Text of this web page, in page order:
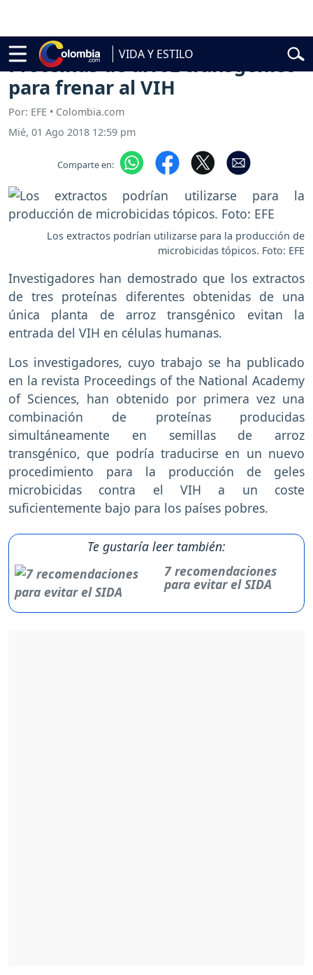
VIDA Y ESTILO
Abelardo de la Espriella
Proteínas de arroz transgénico
para frenar al VIH
Por: EFE • Colombia.com
Mié, 01 Ago 2018 12:59 pm
Comparte en:
Los extractos podrían utilizarse para la producción de
microbicidas tópicos. Foto: EFE
Investigadores han demostrado que los extractos
de tres proteínas diferentes obtenidas de una
única planta de arroz transgénico evitan la
entrada del VIH en células humanas.
Los investigadores, cuyo trabajo se ha publicado
en la revista Proceedings of the National Academy
of Sciences, han obtenido por primera vez una
combinación de proteínas producidas
simultáneamente en semillas de arroz
transgénico, que podría traducirse en un nuevo
procedimiento para la producción de geles
microbicidas contra el VIH a un coste
suficientemente bajo para los países pobres.
Te gustaría leer también:
7 recomendaciones
para evitar el SIDA